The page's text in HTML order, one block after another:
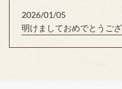
2026/01/05
明けましておめでとうござ